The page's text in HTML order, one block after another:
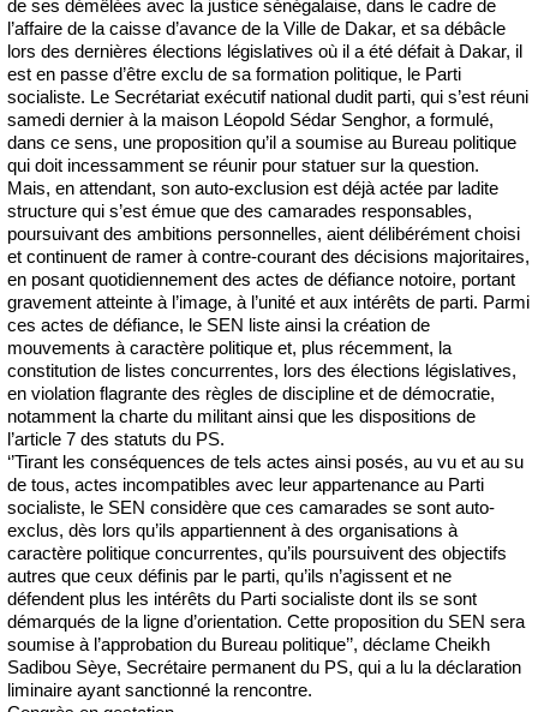
de ses démêlées avec la justice sénégalaise, dans le cadre de
l’affaire de la caisse d’avance de la Ville de Dakar, et sa débâcle
lors des dernières élections législatives où il a été défait à Dakar, il
est en passe d’être exclu de sa formation politique, le Parti
socialiste. Le Secrétariat exécutif national dudit parti, qui s’est réuni
samedi dernier à la maison Léopold Sédar Senghor, a formulé,
dans ce sens, une proposition qu’il a soumise au Bureau politique
qui doit incessamment se réunir pour statuer sur la question.
Mais, en attendant, son auto-exclusion est déjà actée par ladite
structure qui s’est émue que des camarades responsables,
poursuivant des ambitions personnelles, aient délibérément choisi
et continuent de ramer à contre-courant des décisions majoritaires,
en posant quotidiennement des actes de défiance notoire, portant
gravement atteinte à l’image, à l’unité et aux intérêts de parti. Parmi
ces actes de défiance, le SEN liste ainsi la création de
mouvements à caractère politique et, plus récemment, la
constitution de listes concurrentes, lors des élections législatives,
en violation flagrante des règles de discipline et de démocratie,
notamment la charte du militant ainsi que les dispositions de
l’article 7 des statuts du PS.
‘’Tirant les conséquences de tels actes ainsi posés, au vu et au su
de tous, actes incompatibles avec leur appartenance au Parti
socialiste, le SEN considère que ces camarades se sont auto-
exclus, dès lors qu’ils appartiennent à des organisations à
caractère politique concurrentes, qu’ils poursuivent des objectifs
autres que ceux définis par le parti, qu’ils n’agissent et ne
défendent plus les intérêts du Parti socialiste dont ils se sont
démarqués de la ligne d’orientation. Cette proposition du SEN sera
soumise à l’approbation du Bureau politique’’, déclame Cheikh
Sadibou Sèye, Secrétaire permanent du PS, qui a lu la déclaration
liminaire ayant sanctionné la rencontre.